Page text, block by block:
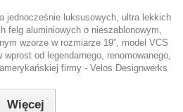
jednocześnie luksusowych, ultra lekkich
felg aluminiowych o nieszablonowym,
wzorze w rozmiarze 19”, model VCS
od legendarnego, renomowanego,
firmy - Velos Designwerks
Więcej